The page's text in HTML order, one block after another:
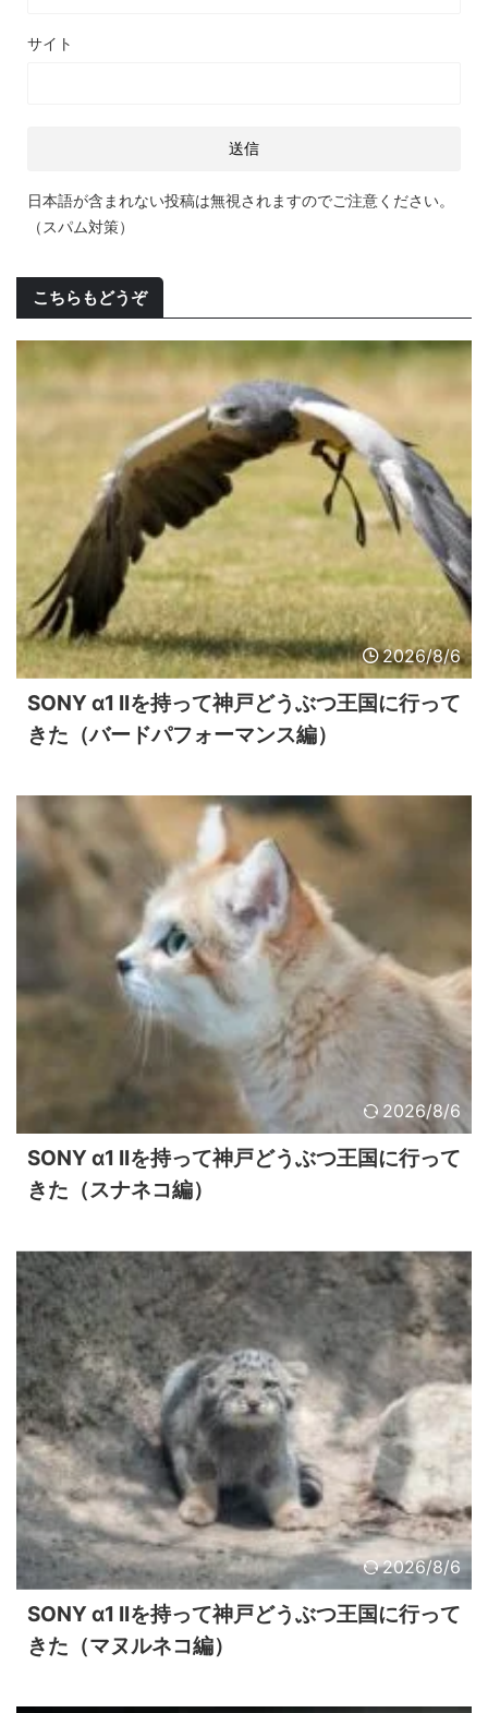
サイト
日本語が含まれない投稿は無視されますのでご注意ください。
（スパム対策）
こちらもどうぞ
2026/8/6
SONY α1 IIを持って神戸どうぶつ王国に行って
きた（バードパフォーマンス編）
2026/8/6
SONY α1 IIを持って神戸どうぶつ王国に行って
きた（スナネコ編）
2026/8/6
SONY α1 IIを持って神戸どうぶつ王国に行って
きた（マヌルネコ編）